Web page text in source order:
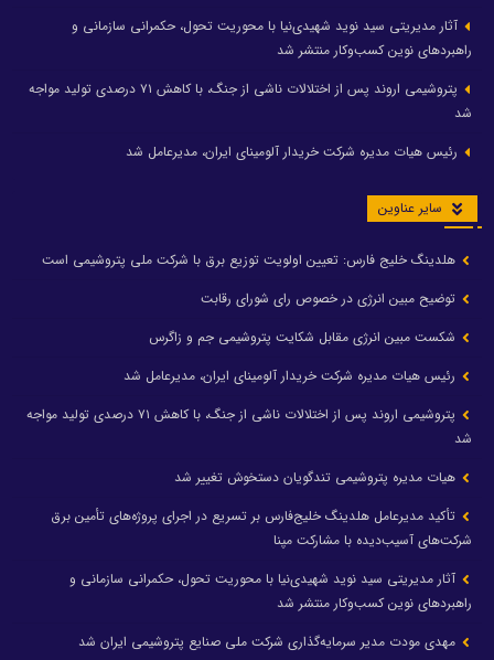
آثار مدیریتی سید نوید شهیدی‌نیا با محوریت تحول، حکمرانی سازمانی و
راهبردهای نوین کسب‌وکار منتشر شد
پتروشیمی اروند پس از اختلالات ناشی از جنگ، با کاهش ۷۱ درصدی تولید مواجه
شد
رئیس هیات مدیره شرکت خریدار آلومینای ایران، مدیرعامل شد
سایر عناوین
هلدینگ خلیج فارس: تعیین اولویت توزیع برق با شرکت ملی پتروشیمی است
توضیح مبین انرژی در خصوص رای شورای رقابت
شکست مبین انرژی مقابل شکایت پتروشیمی جم و زاگرس
رئیس هیات مدیره شرکت خریدار آلومینای ایران، مدیرعامل شد
پتروشیمی اروند پس از اختلالات ناشی از جنگ، با کاهش ۷۱ درصدی تولید مواجه
شد
هیات مدیره پتروشیمی تندگویان دستخوش تغییر شد
تأکید مدیرعامل هلدینگ خلیج‌فارس بر تسریع در اجرای پروژه‌های تأمین برق
شرکت‌های آسیب‌دیده با مشارکت مپنا
آثار مدیریتی سید نوید شهیدی‌نیا با محوریت تحول، حکمرانی سازمانی و
راهبردهای نوین کسب‌وکار منتشر شد
مهدی مودت مدیر سرمایه‌گذاری شرکت ملی صنایع پتروشیمی ایران شد